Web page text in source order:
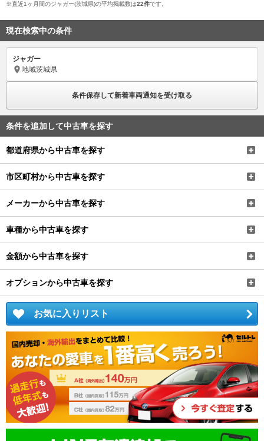
※直近1ヶ月間のジャガー(茨城県)の平均掲載数は22件です。
現在検索中の条件
ジャガー
地域茨城県
条件保存して新着車両通知を受け取る
条件を追加して中古車を探す
都道府県から中古車を探す
市区町村から中古車を探す
メーカーから中古車を探す
車種から中古車を探す
金額から中古車を探す
オプションから中古車を探す
お気に入りリスト